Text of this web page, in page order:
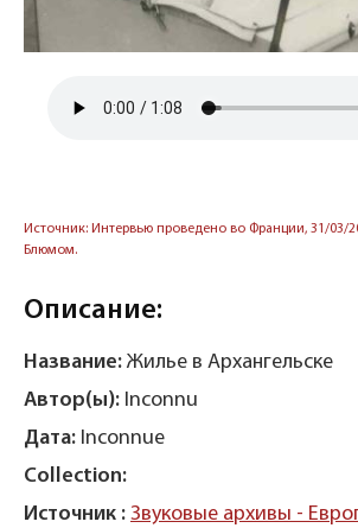
Источник: Интервью проведено во Франции, 31/03/
Блюмом.
Описание:
Название: Жилье в Архангельске
Автор(ы): Inconnu
Дата: Inconnue
Collection:
Источник : Звуковые архивы -